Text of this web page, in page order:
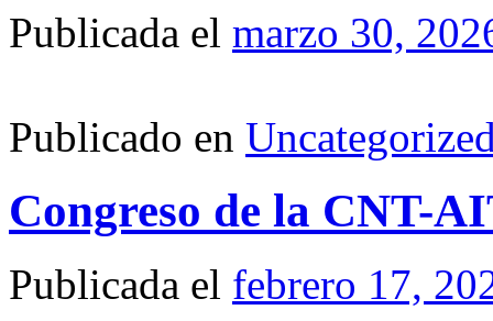
Publicada el marzo 30,
Publicado en
Congreso de la CNT-
Publicada el febrero 17,